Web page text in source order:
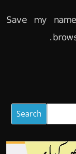
Save my
Search